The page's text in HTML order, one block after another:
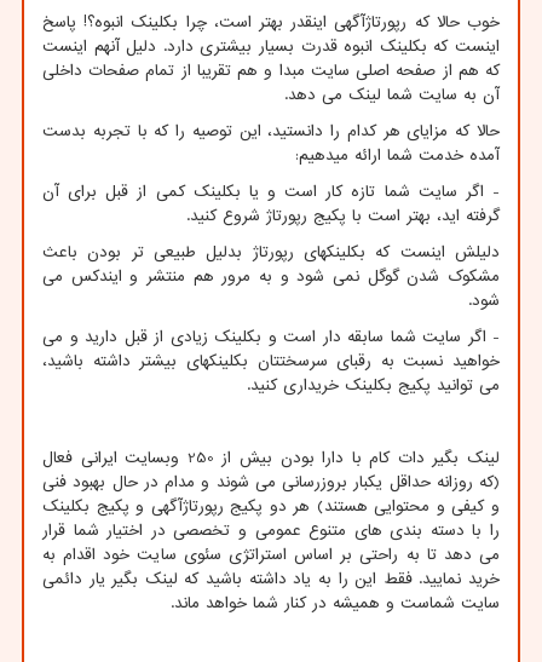
خوب حالا که رپورتاژآگهی اینقدر بهتر است، چرا بکلینک انبوه؟! پاسخ
اینست که بکلینک انبوه قدرت بسیار بیشتری دارد. دلیل آنهم اینست
که هم از صفحه اصلی سایت مبدا و هم تقریبا از تمام صفحات داخلی
آن به سایت شما لینک می دهد.
حالا که مزایای هر کدام را دانستید، این توصیه را که با تجربه بدست
آمده خدمت شما ارائه میدهیم:
- اگر سایت شما تازه کار است و یا بکلینک کمی از قبل برای آن
گرفته اید، بهتر است با پکیج رپورتاژ شروع کنید.
دلیلش اینست که بکلینکهای رپورتاژ بدلیل طبیعی تر بودن باعث
مشکوک شدن گوگل نمی شود و به مرور هم منتشر و ایندکس می
شود.
- اگر سایت شما سابقه دار است و بکلینک زیادی از قبل دارید و می
خواهید نسبت به رقبای سرسختتان بکلینکهای بیشتر داشته باشید،
می توانید پکیج بکلینک خریداری کنید.
لینک بگیر دات کام با دارا بودن بیش از 250 وبسایت ایرانی فعال
(که روزانه حداقل یکبار بروزرسانی می شوند و مدام در حال بهبود فنی
و کیفی و محتوایی هستند) هر دو پکیج رپورتاژآگهی و پکیج بکلینک
را با دسته بندی های متنوع عمومی و تخصصی در اختیار شما قرار
می دهد تا به راحتی بر اساس استراتژی سئوی سایت خود اقدام به
خرید نمایید. فقط این را به یاد داشته باشید که لینک بگیر یار دائمی
سایت شماست و همیشه در کنار شما خواهد ماند.